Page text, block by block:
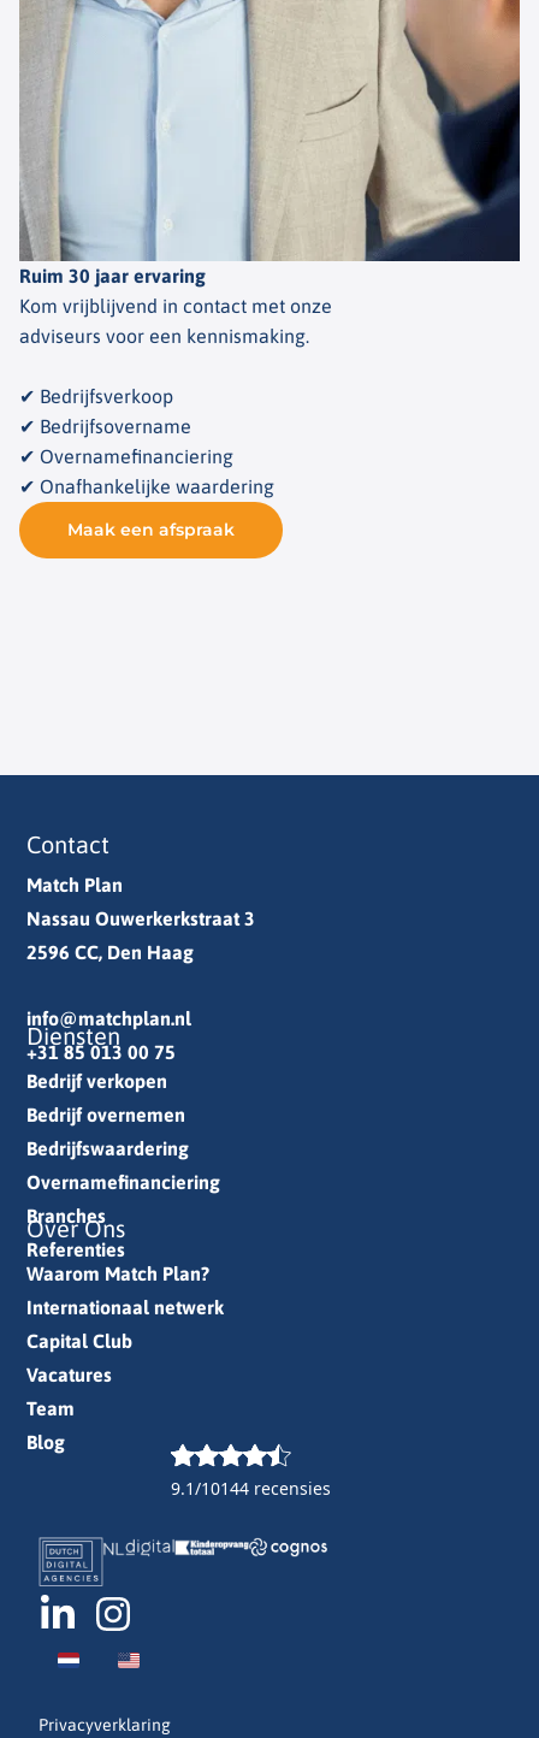
Ruim 30 jaar ervaring
Kom vrijblijvend in contact met onze
adviseurs voor een kennismaking.
✔ Bedrijfsverkoop
✔ Bedrijfsovername
✔ Overnamefinanciering
✔ Onafhankelijke waardering
Maak een afspraak
9.1/10144 recensies
Contact
Match Plan
Nassau Ouwerkerkstraat 3
2596 CC, Den Haag
info@matchplan.nl
+31 85 013 00 75
Diensten
Bedrijf verkopen
Bedrijf overnemen
Bedrijfswaardering
Overnamefinanciering
Branches
Referenties
Over Ons
Waarom Match Plan?
Internationaal netwerk
Capital Club
Vacatures
Team
Blog
Privacyverklaring